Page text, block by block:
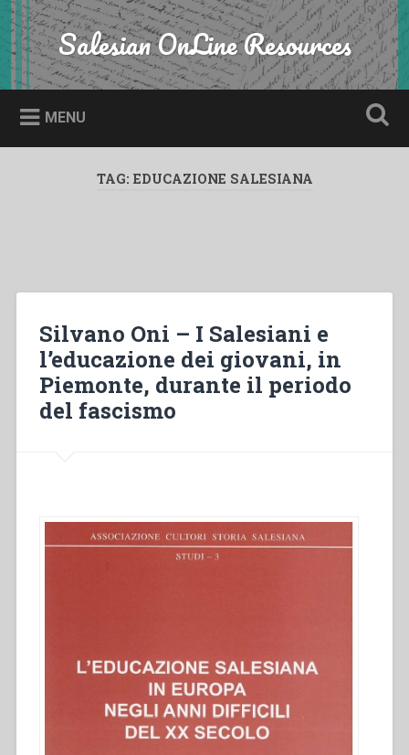
Skip
to
content
Search Salesian OnLine Resources
MENU
TAG: EDUCAZIONE SALESIANA
Silvano Oni – I Salesiani e
l’educazione dei giovani, in
Piemonte, durante il periodo
del fascismo